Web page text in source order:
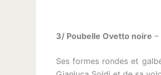
3/ Poubelle Ovetto noire –
Ses formes rondes et